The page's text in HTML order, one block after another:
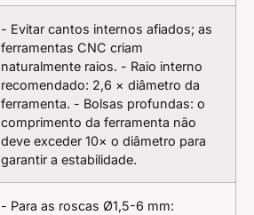
- Evitar cantos internos afiados; as
ferramentas CNC criam
naturalmente raios. - Raio interno
recomendado: 2,6 × diâmetro da
ferramenta. - Bolsas profundas: o
comprimento da ferramenta não
deve exceder 10× o diâmetro para
garantir a estabilidade.
- Para as roscas Ø1,5-6 mm: